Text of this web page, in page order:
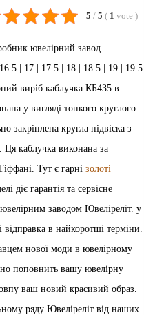
5 / 5 ( 1 vote )
ювелірний завод
| 17 | 17.5 | 18 | 18.5 | 19 | 19.5
виріб каблучка КБ435 в
у вигляді тонкого круглого
закріплена кругла підвіска з
каблучка виконана за
Тут є гарні золоті
діє гарантія та сервісне
заводом Ювеліреліт. у
відправка в найкоротші терміни.
нової моди в ювелірному
поповнить вашу ювелірну
ваш новий красивий образ.
ряду Ювеліреліт від наших